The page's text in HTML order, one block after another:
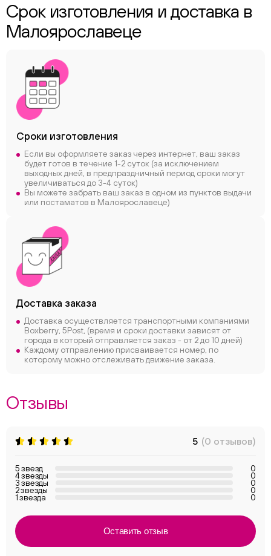
Срок изготовления и доставка в
Малоярославеце
Сроки изготовления
Если вы оформляете заказ через интернет, ваш заказ
будет готов в течение 1-2 суток (за исключением
выходных дней, в предпраздничный период сроки могут
увеличиваться до 3-4 суток)
Вы можете забрать ваш заказ в одном из пунктов выдачи
или постаматов в Малоярославеце)
Доставка заказа
Доставка осуществляется транспортными компаниями
Boxberry, 5Post, (время и сроки доставки зависят от
города в который отправляется заказ - от 2 до 10 дней)
Каждому отправлению присваивается номер, по
которому можно отслеживать движение заказа.
Отзывы
5 (0 отзывов)
5 звезд 0
4 звезды 0
3 звезды 0
2 звезды 0
1 звезда 0
Оставить отзыв